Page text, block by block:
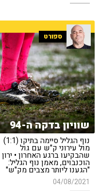
ספורט
שוויון בדקה ה-94
נוף הגליל סיימה בתיקו (1:1)
מול עירוני ק"ש עם גול
שהבקיעו ברגע האחרון • ירון
הוכנבוים, מאמן נוף הגליל:
"הגענו ליותר מצבים מק"ש"
04/08/2021